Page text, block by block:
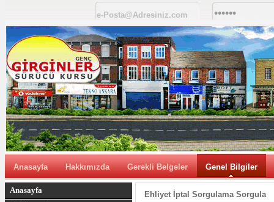
Anasayfa Hakkımızda Gerekli Belgeler Genel Bilgiler
Anasayfa
Ehliyet İptal Sorgulama Sorgula